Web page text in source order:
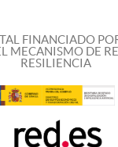
FINANCIADO
MECANISMO DE
RESILIENCIA